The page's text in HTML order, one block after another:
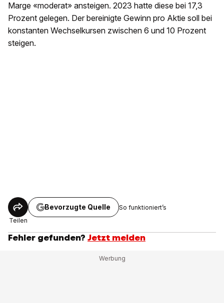
Marge «moderat» ansteigen. 2023 hatte diese bei 17,3
Prozent gelegen. Der bereinigte Gewinn pro Aktie soll bei
konstanten Wechselkursen zwischen 6 und 10 Prozent
steigen.
Teilen
Bevorzugte Quelle So funktioniert’s
Fehler gefunden? Jetzt melden